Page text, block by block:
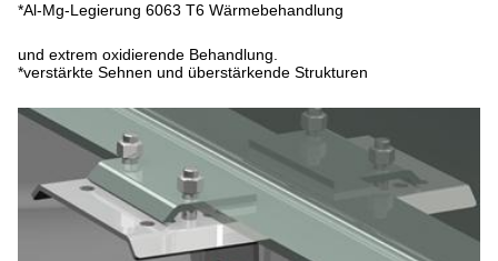
*Al-Mg-Legierung 6063 T6 Wärmebehandlung
und extrem oxidierende Behandlung.
*verstärkte Sehnen und überstärkende Strukturen